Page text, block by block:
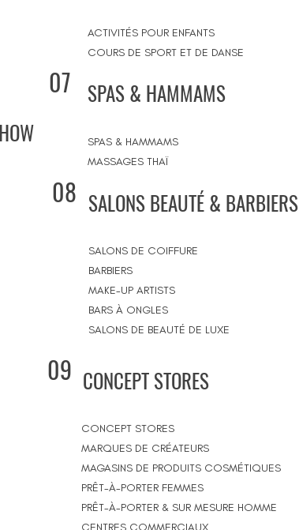
ACTIVITÉS POUR ENFANTS
COURS DE SPORT ET DE DANSE
07 SPAS & HAMMAMS
SPAS & HAMMAMS
MASSAGES THAÏ
08 SALONS BEAUTÉ & BARBIERS
SALONS DE COIFFURE
BARBIERS
MAKE-UP ARTISTS
BARS À ONGLES
SALONS DE BEAUTÉ DE LUXE
09 CONCEPT STORES
CONCEPT STORES
MARQUES DE CRÉATEURS
MAGASINS DE PRODUITS COSMÉTIQUES
PRÊT-À-PORTER FEMMES
PRÊT-À-PORTER & SUR MESURE HOMME
CENTRES COMMERCIAUX